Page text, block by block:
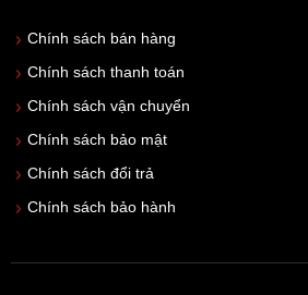
Chính sách bán hàng
Chính sách thanh toán
Chính sách vận chuyển
Chính sách bảo mật
Chính sách đổi trả
Chính sách bảo hành